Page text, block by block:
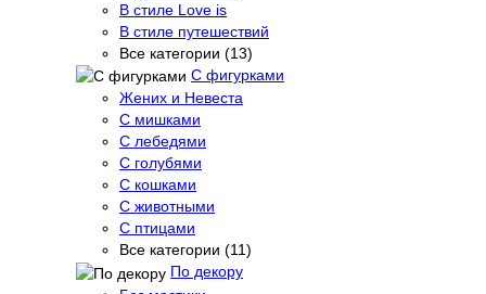
В стиле Love is
В стиле путешествий
Все категории (13)
С фигурками
Жених и Невеста
С мишками
С лебедями
С голубями
С кошками
С животными
С птицами
Все категории (11)
По декору